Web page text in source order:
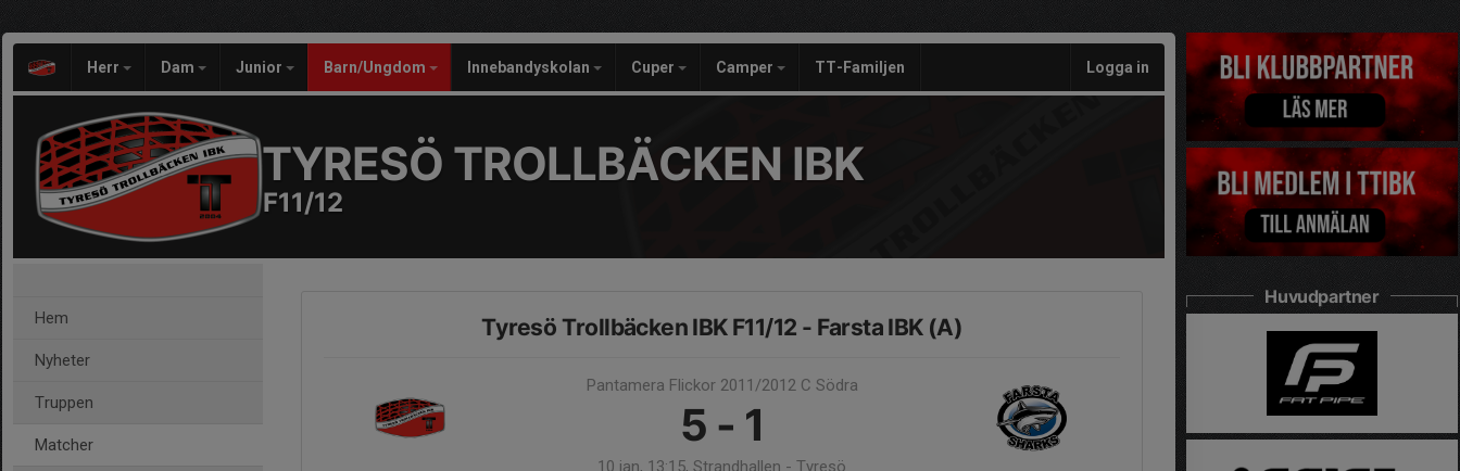
Herr Dam Junior Barn/Ungdom Innebandyskolan Cuper Camper TT-Familjen Logga in
TYRESÖ TROLLBÄCKEN IBK
F11/12
Hem
Nyheter
Truppen
Matcher
Tyresö Trollbäcken IBK F11/12 - Farsta IBK (A)
Pantamera Flickor 2011/2012 C Södra
5 - 1
10 jan, 13:15, Strandhallen - Tyresö
Huvudpartner